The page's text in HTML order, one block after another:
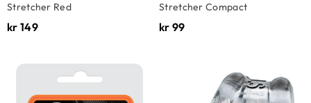
Stretcher Red
kr 149
Stretcher Compact
kr 99